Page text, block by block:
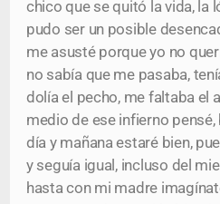
chico que se quitó la vida, la
pudo ser un posible
me asusté porque yo no
no sabía que me pasaba,
dolía el pecho, me faltaba el
medio de ese infierno pensé,
día y mañana estaré bien,
y seguía igual, incluso del
hasta con mi madre